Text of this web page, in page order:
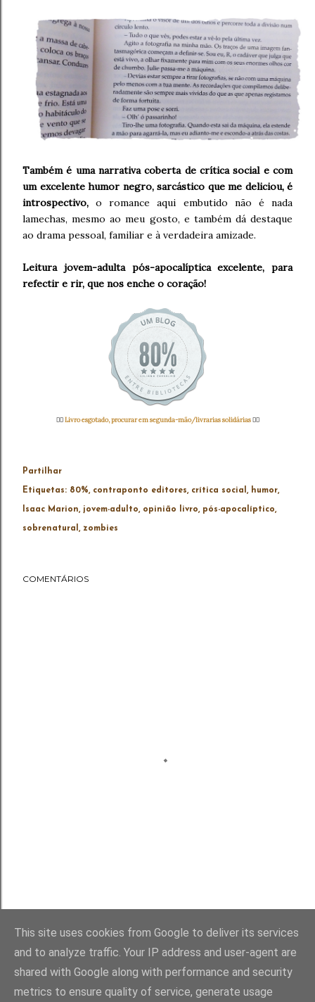
Também é uma narrativa coberta de crítica social e com
um excelente humor negro, sarcástico que me deliciou, é
introspectivo, o romance aqui embutido não é nada
lamechas, mesmo ao meu gosto, e também dá destaque
ao drama pessoal, familiar e à verdadeira amizade.
Leitura jovem-adulta pós-apocalíptica excelente, para
refectir e rir, que nos enche o coração!
👉🏻Livro esgotado, procurar em segunda-mão/livrarias solidárias👈🏻
Partilhar
Etiquetas: 80% contraponto editores crítica social humor
Isaac Marion jovem-adulto opinião livro pós-apocalíptico
sobrenatural zombies
COMENTÁRIOS
Com tecnologia do Blogger
This site uses cookies from Google to deliver its services
and to analyze traffic. Your IP address and user-agent are
shared with Google along with performance and security
metrics to ensure quality of service, generate usage